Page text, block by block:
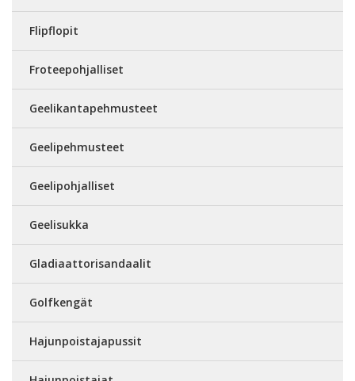
Flipflopit
Froteepohjalliset
Geelikantapehmusteet
Geelipehmusteet
Geelipohjalliset
Geelisukka
Gladiaattorisandaalit
Golfkengät
Hajunpoistajapussit